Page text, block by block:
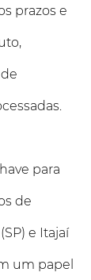
prazos e
para
de
e Itajaí
um papel